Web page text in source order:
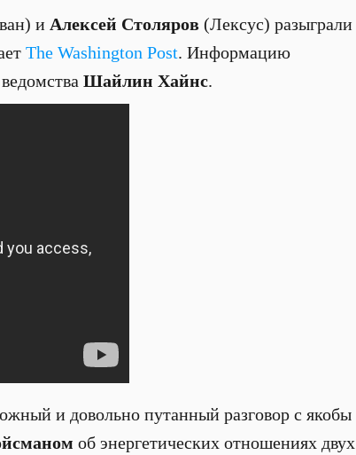
и Алексей Столяров (Лексус) разыграли
The Washington Post. Информацию
Шайлин Хайнс.
и довольно путанный разговор с якобы
об энергетических отношениях двух